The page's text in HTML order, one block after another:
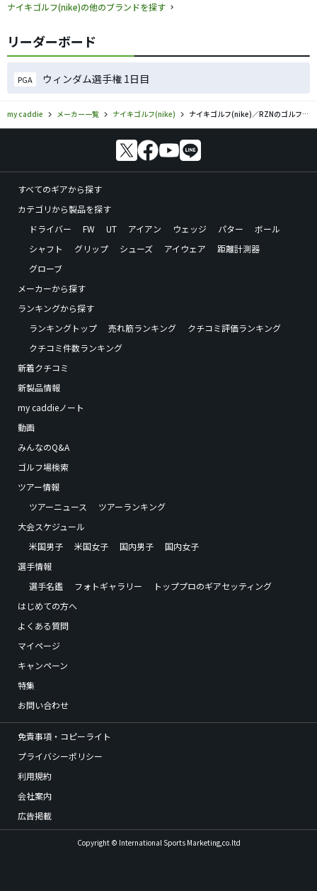
ナイキゴルフ(nike)の他のブランドを探す
リーダーボード
PGA ウィンダム選手権 1日目
my caddie メーカー一覧 ナイキゴルフ(nike) ナイキゴルフ(nike)／RZNのゴルフギアの口コミ評価
すべてのギアから探す
カテゴリから製品を探す
ドライバー
FW UT アイアン ウェッジ パター
ボール
シャフト
グリップ シューズ アイウェア
距離計測器
グローブ
メーカーから探す
ランキングから探す
ランキングトップ
売れ筋ランキング
クチコミ評価ランキング
クチコミ件数ランキング
新着クチコミ
新製品情報
my caddieノート
動画
みんなのQ&A
ゴルフ場検索
ツアー情報
ツアーニュース
ツアーランキング
大会スケジュール
米国男子
米国女子 国内男子
国内女子
選手情報
選手名鑑
フォトギャラリー
トッププロのギアセッティング
はじめての方へ
よくある質問
マイページ
キャンペーン
特集
お問い合わせ
免責事項・コピーライト
プライバシーポリシー
利用規約
会社案内
広告掲載
Copyright © International Sports Marketing,co.ltd